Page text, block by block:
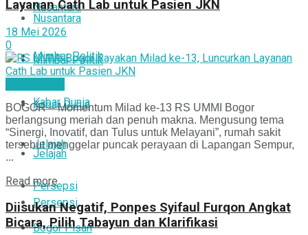
Nusantara
Mimbar Politik
Kabar Dunia
Jelajah
Persepsi
Nusantara
Mimbar Politik
Kabar Dunia
Jelajah
Persepsi
Bogor Pisan
Layanan Cath Lab untuk Pasien JKN
18 Mei 2026
0
BOGOR – Momentum Milad ke-13 RS UMMI Bogor
berlangsung meriah dan penuh makna. Mengusung tema
“Sinergi, Inovatif, dan Tulus untuk Melayani”, rumah sakit
tersebut menggelar puncak perayaan di Lapangan Sempur,
...
Read more
Diisukan Negatif, Ponpes Syifaul Furqon Angkat
Bicara, Pilih Tabayun dan Klarifikasi